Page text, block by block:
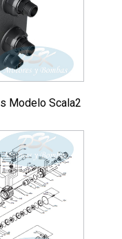
Modelo Scala2